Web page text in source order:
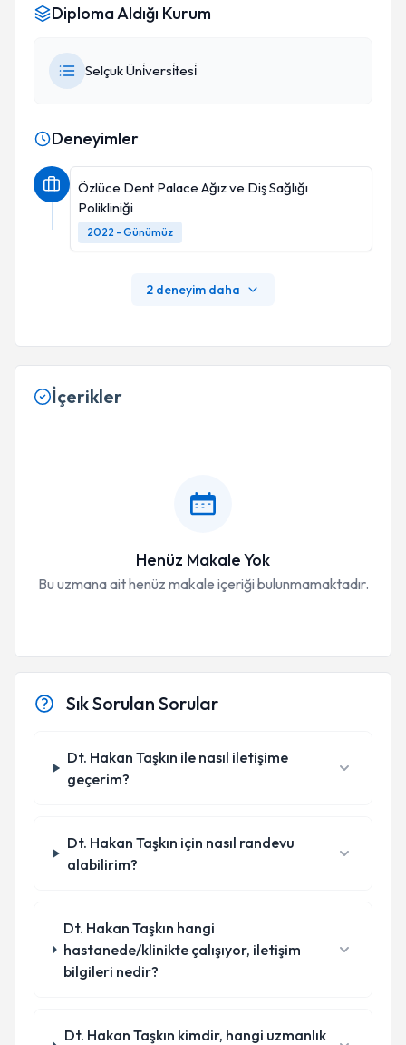
Diploma Aldığı Kurum
Selçuk Üni̇versi̇tesi̇
Deneyimler
Özlüce Dent Palace Ağız ve Diş Sağlığı
Polikliniği
2022 - Günümüz
2 deneyim daha
İçerikler
Henüz Makale Yok
Bu uzmana ait henüz makale içeriği bulunmamaktadır.
Sık Sorulan Sorular
Dt. Hakan Taşkın ile nasıl iletişime
geçerim?
Dt. Hakan Taşkın için nasıl randevu
alabilirim?
Dt. Hakan Taşkın hangi
hastanede/klinikte çalışıyor, iletişim
bilgileri nedir?
Dt. Hakan Taşkın kimdir, hangi uzmanlık